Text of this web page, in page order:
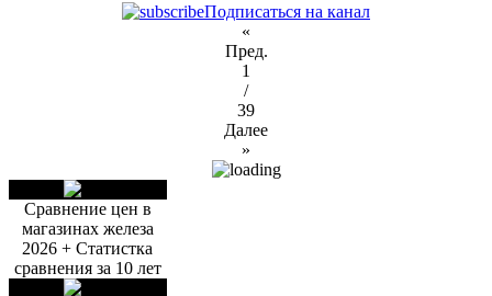
Подписаться на канал
«
Пред.
1
/
39
Далее
»
Сравнение цен в
магазинах железа
2026 + Статистка
сравнения за 10 лет